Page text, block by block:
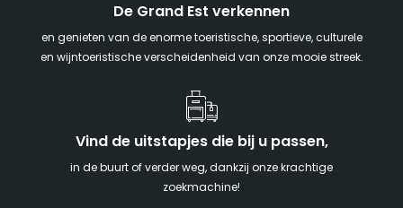
De Grand Est verkennen
en genieten van de enorme toeristische, sportieve, culturele
en wijntoeristische verscheidenheid van onze mooie streek.
Vind de uitstapjes die bij u passen,
in de buurt of verder weg, dankzij onze krachtige
zoekmachine!